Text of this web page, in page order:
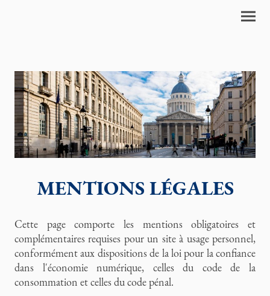
MENTIONS LÉGALES
Cette page comporte les mentions obligatoires et
complémentaires requises pour un site à usage personnel,
conformément aux dispositions de la loi pour la confiance
dans l'économie numérique, celles du code de la
consommation et celles du code pénal.